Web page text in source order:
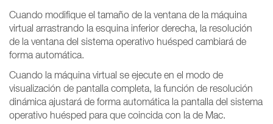
Cuando modifique el tamaño de la ventana de la máquina
virtual arrastrando la esquina inferior derecha, la resolución
de la ventana del sistema operativo huésped cambiará de
forma automática.
Cuando la máquina virtual se ejecute en el modo de
visualización de pantalla completa, la función de resolución
dinámica ajustará de forma automática la pantalla del sistema
operativo huésped para que coincida con la de Mac.